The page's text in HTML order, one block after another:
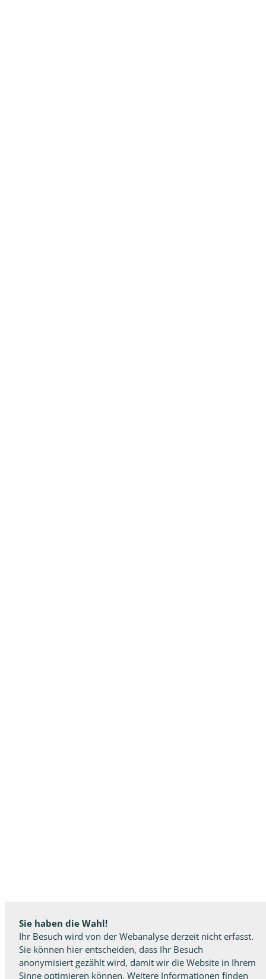
Sie haben die Wahl!
Ihr Besuch wird von der Webanalyse derzeit nicht erfasst.
Sie können hier entscheiden, dass Ihr Besuch
anonymisiert gezählt wird, damit wir die Website in Ihrem
Sinne optimieren können. Weitere Informationen finden